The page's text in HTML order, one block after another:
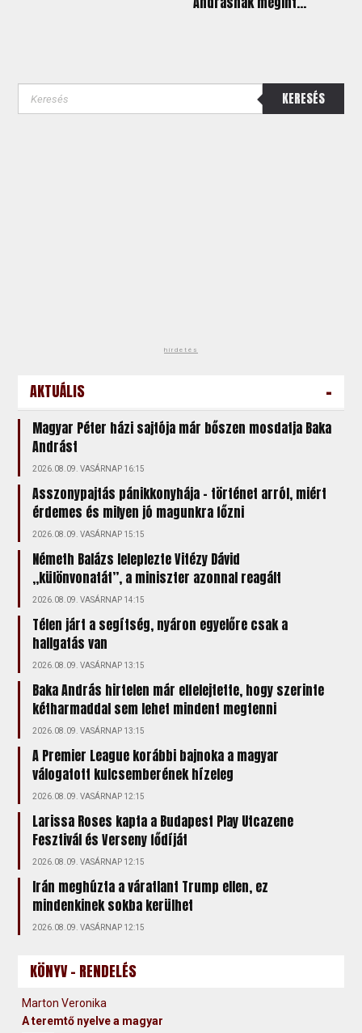
KERESÉS
hirdetés
AKTUÁLIS -
Magyar Péter házi sajtója már bőszen mosdatja Baka
Andrást
2026.08.09. VASÁRNAP 16:15
Asszonypajtás pánikkonyhája – történet arról, miért
érdemes és milyen jó magunkra főzni
2026.08.09. VASÁRNAP 15:15
Németh Balázs leleplezte Vitézy Dávid
„különvonatát”, a miniszter azonnal reagált
2026.08.09. VASÁRNAP 14:15
Télen járt a segítség, nyáron egyelőre csak a
hallgatás van
2026.08.09. VASÁRNAP 13:15
Baka András hirtelen már elfelejtette, hogy szerinte
kétharmaddal sem lehet mindent megtenni
2026.08.09. VASÁRNAP 13:15
A Premier League korábbi bajnoka a magyar
válogatott kulcsemberének hízeleg
2026.08.09. VASÁRNAP 12:15
Larissa Roses kapta a Budapest Play Utcazene
Fesztivál és Verseny fődíját
2026.08.09. VASÁRNAP 12:15
Irán meghúzta a váratlant Trump ellen, ez
mindenkinek sokba kerülhet
2026.08.09. VASÁRNAP 12:15
KÖNYV - RENDELÉS
Marton Veronika
A teremtő nyelve a magyar